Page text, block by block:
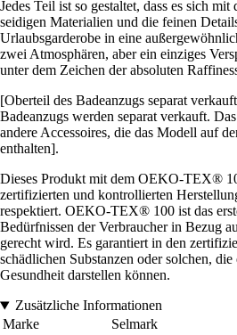
Jedes Teil ist so gestaltet, dass es sich
seidigen Materialien und die feinen
Urlaubsgarderobe in eine
zwei Atmosphären, aber ein einziges
unter dem Zeichen der absoluten
[Oberteil des Badeanzugs separat
Badeanzugs werden separat verkauft.
andere Accessoires, die das Modell auf
enthalten].
Dieses Produkt mit dem OEKO-TEX®
zertifizierten und kontrollierten
respektiert. OEKO-TEX® 100 ist das
Bedürfnissen der Verbraucher in Bezug
gerecht wird. Es garantiert in den
schädlichen Substanzen oder solchen,
Gesundheit darstellen können.
Zusätzliche Informationen
Marke
Selmark